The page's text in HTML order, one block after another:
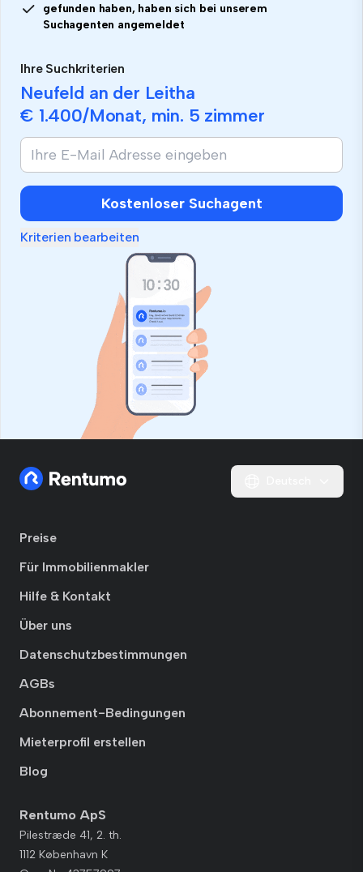
gefunden haben, haben sich bei unserem
Suchagenten angemeldet
Ihre Suchkriterien
Neufeld an der Leitha
€ 1.400/Monat, min. 5 zimmer
Kostenloser Suchagent
Kriterien bearbeiten
Preise
Für Immobilienmakler
Hilfe & Kontakt
Über uns
Datenschutzbestimmungen
AGBs
Abonnement-Bedingungen
Mieterprofil erstellen
Blog
Rentumo ApS
Pilestræde 41, 2. th.
1112 København K